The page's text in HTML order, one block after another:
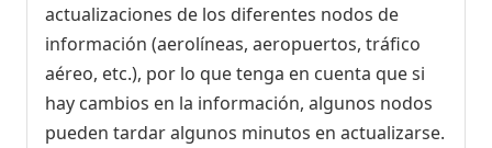
actualizaciones de los diferentes nodos de
información (aerolíneas, aeropuertos, tráfico
aéreo, etc.), por lo que tenga en cuenta que si
hay cambios en la información, algunos nodos
pueden tardar algunos minutos en actualizarse.